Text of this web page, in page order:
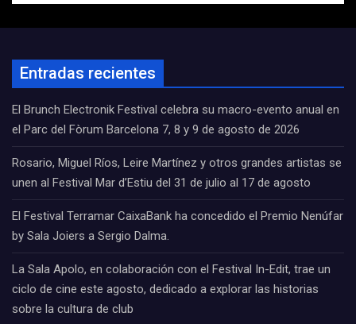
Entradas recientes
El Brunch Electronik Festival celebra su macro-evento anual en
el Parc del Fòrum Barcelona 7, 8 y 9 de agosto de 2026
Rosario, Miguel Ríos, Leire Martínez y otros grandes artistas se
unen al Festival Mar d’Estiu del 31 de julio al 17 de agosto
El Festival Terramar CaixaBank ha concedido el Premio Nenúfar
by Sala Joiers a Sergio Dalma.
La Sala Apolo, en colaboración con el Festival In-Edit, trae un
ciclo de cine este agosto, dedicado a explorar las historias
sobre la cultura de club